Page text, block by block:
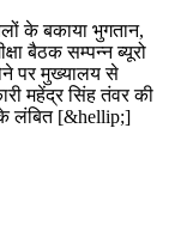
के बकाया भुगतान,
बैठक सम्पन्न ब्यूरो
पर मुख्यालय से
महेंद्र सिंह तंवर की
के लंबित [&hellip;]